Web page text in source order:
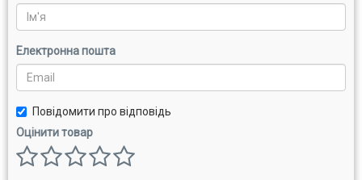
Електронна пошта
Повідомити про відповідь
Оцінити товар